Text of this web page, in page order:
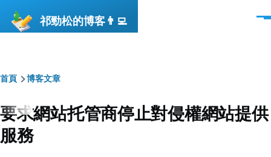
祁勁松的博客👨‍💻
選
導
航
連
結
首頁 博客文章
要求網站托管商停止對侵權網站提供
服務